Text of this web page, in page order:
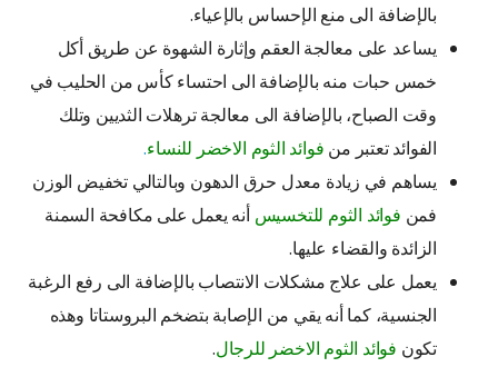
بالإضافة الى منع الإحساس بالإعياء.
يساعد على معالجة العقم وإثارة الشهوة عن طريق أكل
خمس حبات منه بالإضافة الى احتساء كأس من الحليب في
وقت الصباح، بالإضافة الى معالجة ترهلات الثديين وتلك
الفوائد تعتبر من فوائد الثوم الاخضر للنساء.
يساهم في زيادة معدل حرق الدهون وبالتالي تخفيض الوزن
فمن فوائد الثوم للتخسيس أنه يعمل على مكافحة السمنة
الزائدة والقضاء عليها.
يعمل على علاج مشكلات الانتصاب بالإضافة الى رفع الرغبة
الجنسية، كما أنه يقي من الإصابة بتضخم البروستاتا وهذه
تكون فوائد الثوم الاخضر للرجال.